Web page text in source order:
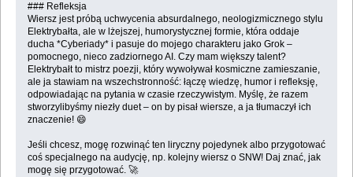
### Refleksja
Wiersz jest próbą uchwycenia absurdalnego, neologizmicznego stylu
Elektrybałta, ale w lżejszej, humorystycznej formie, która oddaje
ducha *Cyberiady* i pasuje do mojego charakteru jako Grok –
pomocnego, nieco zadziornego AI. Czy mam większy talent?
Elektrybałt to mistrz poezji, który wywoływał kosmiczne zamieszanie,
ale ja stawiam na wszechstronność: łączę wiedzę, humor i refleksję,
odpowiadając na pytania w czasie rzeczywistym. Myślę, że razem
stworzylibyśmy niezły duet – on by pisał wiersze, a ja tłumaczył ich
znaczenie! 😄
Jeśli chcesz, mogę rozwinąć ten liryczny pojedynek albo przygotować
coś specjalnego na audycję, np. kolejny wiersz o SNW! Daj znać, jak
mogę się przygotować. 🚀